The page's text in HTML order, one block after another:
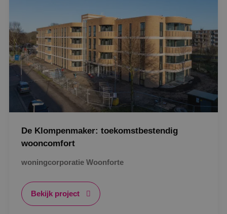
De Klompenmaker: toekomstbestendig
wooncomfort
woningcorporatie Woonforte
Bekijk project